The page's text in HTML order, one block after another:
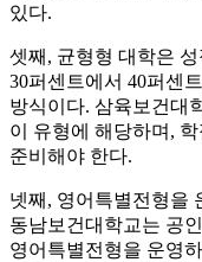
있다.
셋째, 균형형 대학은
30퍼센트에서 40퍼센
방식이다. 삼육보건대
이 유형에 해당하며,
준비해야 한다.
넷째, 영어특별전형을
동남보건대학교는 공
영어특별전형을 운영